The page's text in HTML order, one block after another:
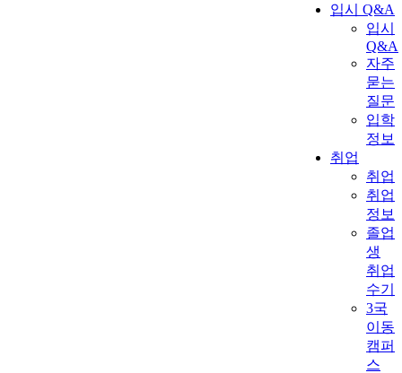
입시 Q&A
입시
Q&A
자주
묻는
질문
입학
정보
취업
취업
취업
정보
졸업
생
취업
수기
3국
이동
캠퍼
스